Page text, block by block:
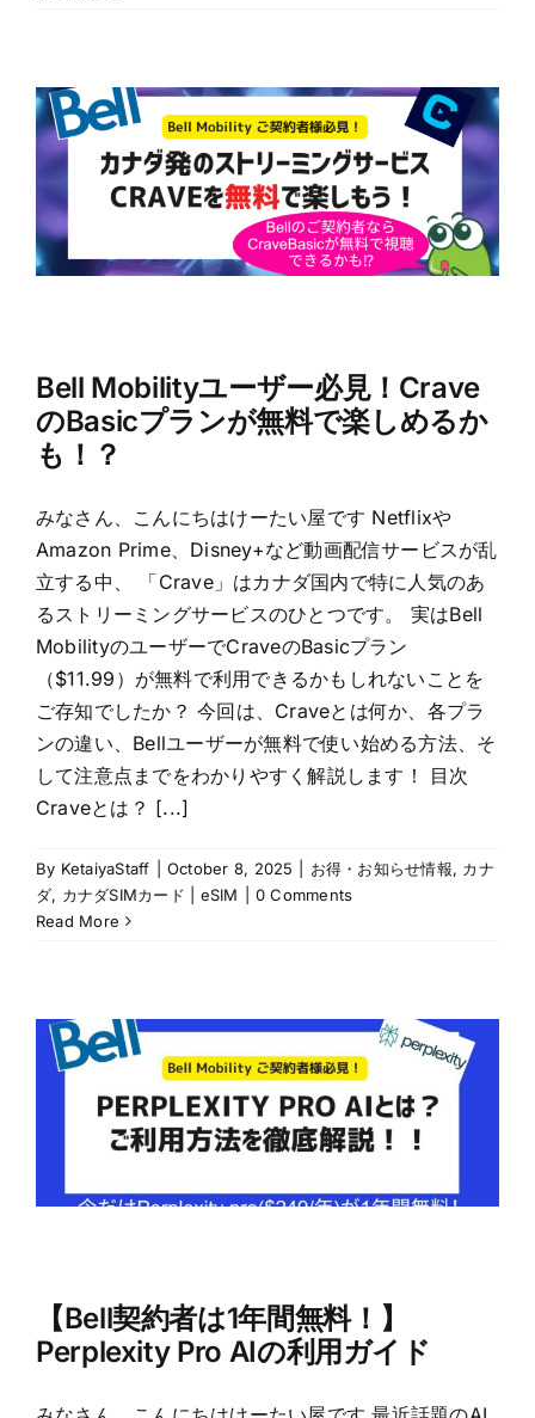
Bell Mobilityユーザー必見！Crave
のBasicプランが無料で楽しめるか
も！？
みなさん、こんにちはけーたい屋です Netflixや
Amazon Prime、Disney+など動画配信サービスが乱
立する中、 「Crave」はカナダ国内で特に人気のあ
るストリーミングサービスのひとつです。 実はBell
MobilityのユーザーでCraveのBasicプラン
（$11.99）が無料で利用できるかもしれないことを
ご存知でしたか？ 今回は、Craveとは何か、各プラ
ンの違い、Bellユーザーが無料で使い始める方法、そ
して注意点までをわかりやすく解説します！ 目次
Craveとは？ [...]
By KetaiyaStaff October 8, 2025 お得・お知らせ情報, カナ
ダ, カナダSIMカード | eSIM
0 Comments
Read More
【Bell契約者は1年間無料！】
Perplexity Pro AIの利用ガイド